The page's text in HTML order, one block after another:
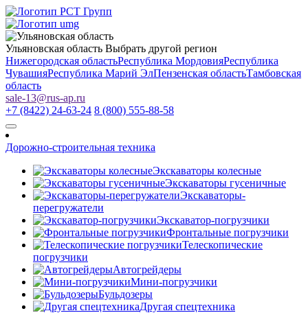
Ульяновская область Выбрать другой регион
Нижегородская областьРеспублика МордовияРеспублика
ЧувашияРеспублика Марий ЭлПензенская областьТамбовская
область
sale-13@rus-ap.ru
+7 (8422) 24-63-24 8 (800) 555-88-58
Дорожно-строительная техника
Экскаваторы колесные
Экскаваторы гусеничные
Экскаваторы-
перегружатели
Экскаватор-погрузчики
Фронтальные погрузчики
Телескопические
погрузчики
Автогрейдеры
Мини-погрузчики
Бульдозеры
Другая спецтехника